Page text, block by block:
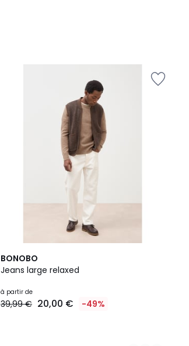
BONOBO
Jeans large relaxed
à partir de
39,99 € 20,00 € -49%
8
Couleurs